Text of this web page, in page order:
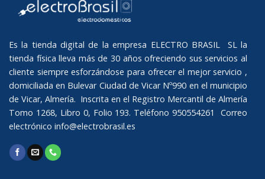
Es la tienda digital de la empresa ELECTRO BRASIL SL la
tienda física lleva más de 30 años ofreciendo sus servicios al
cliente siempre esforzándose para ofrecer el mejor servicio ,
domiciliada en Bulevar Ciudad de Vicar Nº990 en el municipio
de Vicar, Almería. Inscrita en el Registro Mercantil de Almería
Tomo 1268, Libro 0, Folio 193. Teléfono 950554261 Correo
electrónico info@electrobrasil.es